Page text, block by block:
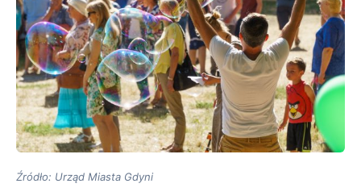
Źródło: Urząd Miasta Gdyni